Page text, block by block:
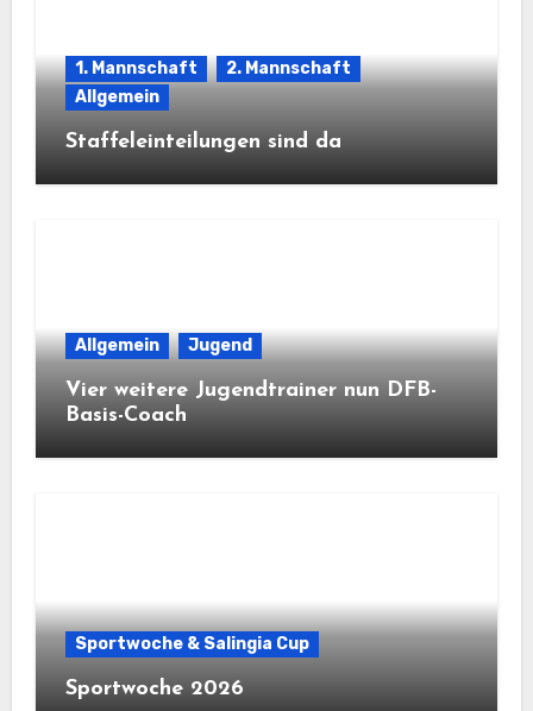
1. Mannschaft
2. Mannschaft
Allgemein
Staffeleinteilungen sind da
Allgemein Jugend
Vier weitere Jugendtrainer nun DFB-
Basis-Coach
Sportwoche & Salingia Cup
Sportwoche 2026